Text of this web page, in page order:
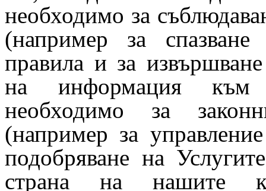
необходимо за
(например за
правила и за
на информация към
необходимо за
(например за
подобряване на
страна на нашите